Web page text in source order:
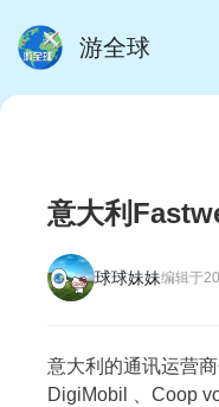
游全球
意大利
球球妹妹编辑于
意大利的通讯运营
DigiMobil 、Coop